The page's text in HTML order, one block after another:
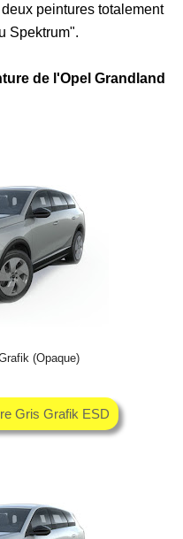
peintures totalement
Spektrum".
de l'Opel Grandland
(Opaque)
Gris Grafik ESD